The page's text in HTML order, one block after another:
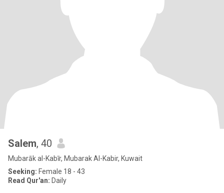
Salem, 40
Mubarāk al-Kabīr, Mubarak Al-Kabir, Kuwait
Seeking: Female 18 - 43
Read Qur'an: Daily